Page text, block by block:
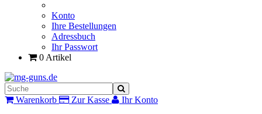
Konto
Ihre Bestellungen
Adressbuch
Ihr Passwort
0 Artikel
Warenkorb Zur Kasse
Ihr Konto